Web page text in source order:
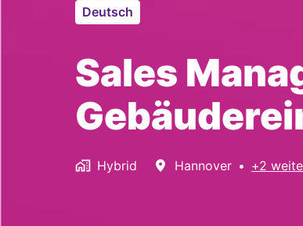
Deutsch
Sales
Hybrid Hannover • +2